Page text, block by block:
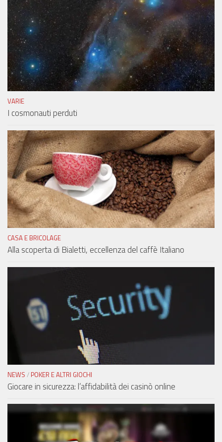
VARIE
I cosmonauti perduti
CASA E BRICOLAGE
Alla scoperta di Bialetti, eccellenza del caffè Italiano
NEWS / POKER E ALTRI GIOCHI
Giocare in sicurezza: l’affidabilità dei casinò online